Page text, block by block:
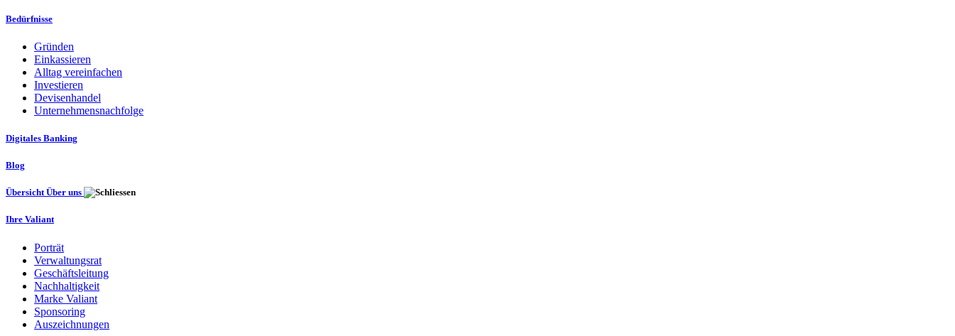
Bedürfnisse
Gründen
Einkassieren
Alltag vereinfachen
Investieren
Devisenhandel
Unternehmensnachfolge
Digitales Banking
Blog
Übersicht Über uns
Ihre Valiant
Porträt
Verwaltungsrat
Geschäftsleitung
Nachhaltigkeit
Marke Valiant
Sponsoring
Auszeichnungen